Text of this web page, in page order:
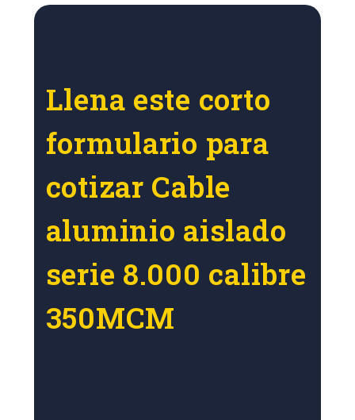
Llena este corto
formulario para
cotizar Cable
aluminio aislado
serie 8.000 calibre
350MCM